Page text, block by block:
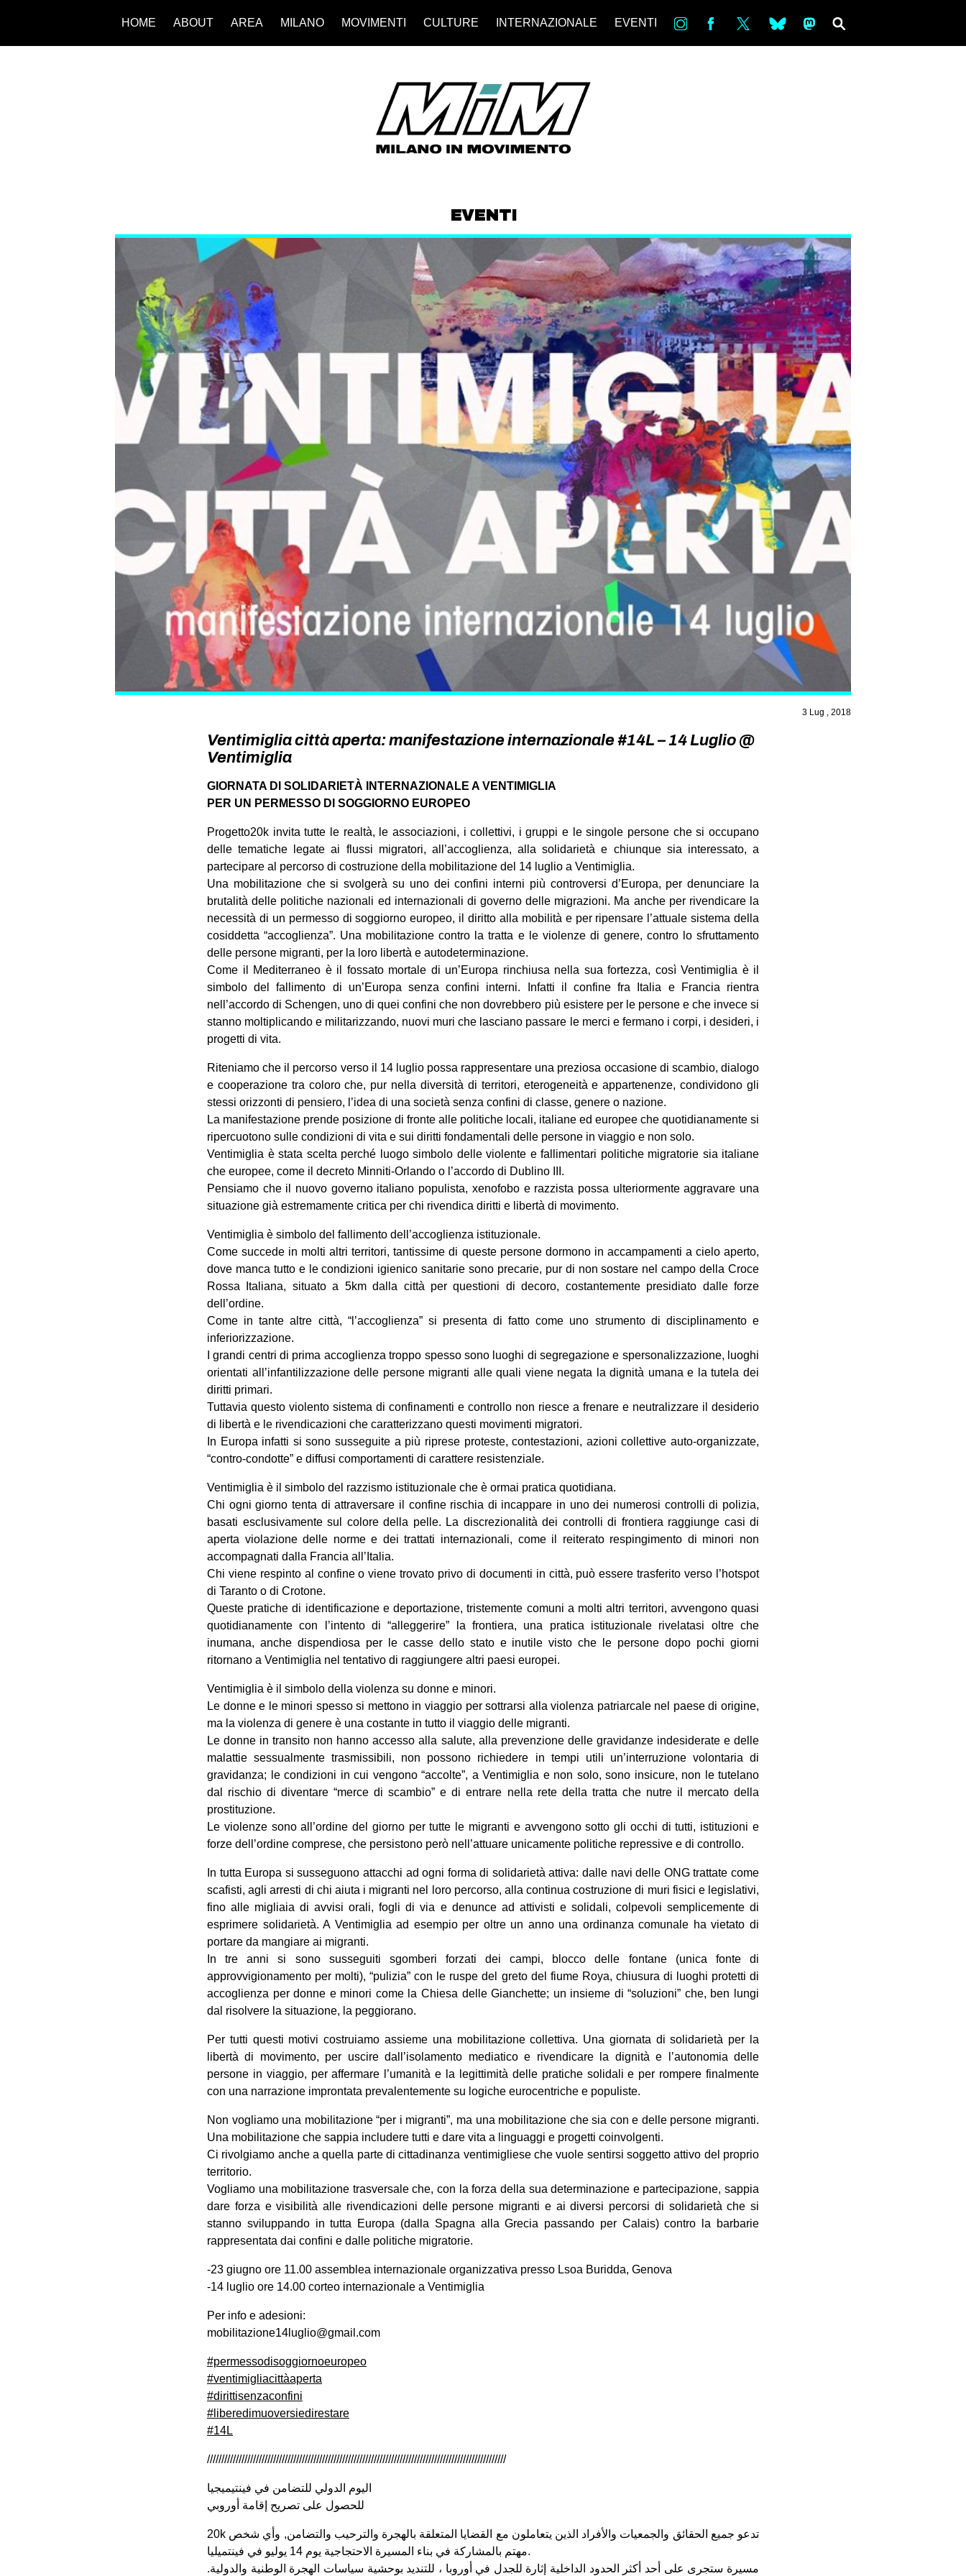
HOME ABOUT AREA MILANO MOVIMENTI CULTURE INTERNAZIONALE EVENTI in bsky ms
EVENTI
3 Lug , 2018
Ventimiglia città aperta: manifestazione internazionale #14L – 14 Luglio @
Ventimiglia
GIORNATA DI SOLIDARIETÀ INTERNAZIONALE A VENTIMIGLIA
PER UN PERMESSO DI SOGGIORNO EUROPEO
Progetto20k invita tutte le realtà, le associazioni, i collettivi, i gruppi e le singole persone che si occupano
delle tematiche legate ai flussi migratori, all’accoglienza, alla solidarietà e chiunque sia interessato, a
partecipare al percorso di costruzione della mobilitazione del 14 luglio a Ventimiglia.
Una mobilitazione che si svolgerà su uno dei confini interni più controversi d’Europa, per denunciare la
brutalità delle politiche nazionali ed internazionali di governo delle migrazioni. Ma anche per rivendicare la
necessità di un permesso di soggiorno europeo, il diritto alla mobilità e per ripensare l’attuale sistema della
cosiddetta “accoglienza”. Una mobilitazione contro la tratta e le violenze di genere, contro lo sfruttamento
delle persone migranti, per la loro libertà e autodeterminazione.
Come il Mediterraneo è il fossato mortale di un’Europa rinchiusa nella sua fortezza, così Ventimiglia è il
simbolo del fallimento di un’Europa senza confini interni. Infatti il confine fra Italia e Francia rientra
nell’accordo di Schengen, uno di quei confini che non dovrebbero più esistere per le persone e che invece si
stanno moltiplicando e militarizzando, nuovi muri che lasciano passare le merci e fermano i corpi, i desideri, i
progetti di vita.
Riteniamo che il percorso verso il 14 luglio possa rappresentare una preziosa occasione di scambio, dialogo
e cooperazione tra coloro che, pur nella diversità di territori, eterogeneità e appartenenze, condividono gli
stessi orizzonti di pensiero, l’idea di una società senza confini di classe, genere o nazione.
La manifestazione prende posizione di fronte alle politiche locali, italiane ed europee che quotidianamente si
ripercuotono sulle condizioni di vita e sui diritti fondamentali delle persone in viaggio e non solo.
Ventimiglia è stata scelta perché luogo simbolo delle violente e fallimentari politiche migratorie sia italiane
che europee, come il decreto Minniti-Orlando o l’accordo di Dublino III.
Pensiamo che il nuovo governo italiano populista, xenofobo e razzista possa ulteriormente aggravare una
situazione già estremamente critica per chi rivendica diritti e libertà di movimento.
Ventimiglia è simbolo del fallimento dell’accoglienza istituzionale.
Come succede in molti altri territori, tantissime di queste persone dormono in accampamenti a cielo aperto,
dove manca tutto e le condizioni igienico sanitarie sono precarie, pur di non sostare nel campo della Croce
Rossa Italiana, situato a 5km dalla città per questioni di decoro, costantemente presidiato dalle forze
dell’ordine.
Come in tante altre città, “l’accoglienza” si presenta di fatto come uno strumento di disciplinamento e
inferiorizzazione.
I grandi centri di prima accoglienza troppo spesso sono luoghi di segregazione e spersonalizzazione, luoghi
orientati all’infantilizzazione delle persone migranti alle quali viene negata la dignità umana e la tutela dei
diritti primari.
Tuttavia questo violento sistema di confinamenti e controllo non riesce a frenare e neutralizzare il desiderio
di libertà e le rivendicazioni che caratterizzano questi movimenti migratori.
In Europa infatti si sono susseguite a più riprese proteste, contestazioni, azioni collettive auto-organizzate,
“contro-condotte” e diffusi comportamenti di carattere resistenziale.
Ventimiglia è il simbolo del razzismo istituzionale che è ormai pratica quotidiana.
Chi ogni giorno tenta di attraversare il confine rischia di incappare in uno dei numerosi controlli di polizia,
basati esclusivamente sul colore della pelle. La discrezionalità dei controlli di frontiera raggiunge casi di
aperta violazione delle norme e dei trattati internazionali, come il reiterato respingimento di minori non
accompagnati dalla Francia all’Italia.
Chi viene respinto al confine o viene trovato privo di documenti in città, può essere trasferito verso l’hotspot
di Taranto o di Crotone.
Queste pratiche di identificazione e deportazione, tristemente comuni a molti altri territori, avvengono quasi
quotidianamente con l’intento di “alleggerire” la frontiera, una pratica istituzionale rivelatasi oltre che
inumana, anche dispendiosa per le casse dello stato e inutile visto che le persone dopo pochi giorni
ritornano a Ventimiglia nel tentativo di raggiungere altri paesi europei.
Ventimiglia è il simbolo della violenza su donne e minori.
Le donne e le minori spesso si mettono in viaggio per sottrarsi alla violenza patriarcale nel paese di origine,
ma la violenza di genere è una costante in tutto il viaggio delle migranti.
Le donne in transito non hanno accesso alla salute, alla prevenzione delle gravidanze indesiderate e delle
malattie sessualmente trasmissibili, non possono richiedere in tempi utili un’interruzione volontaria di
gravidanza; le condizioni in cui vengono “accolte”, a Ventimiglia e non solo, sono insicure, non le tutelano
dal rischio di diventare “merce di scambio” e di entrare nella rete della tratta che nutre il mercato della
prostituzione.
Le violenze sono all’ordine del giorno per tutte le migranti e avvengono sotto gli occhi di tutti, istituzioni e
forze dell’ordine comprese, che persistono però nell’attuare unicamente politiche repressive e di controllo.
In tutta Europa si susseguono attacchi ad ogni forma di solidarietà attiva: dalle navi delle ONG trattate come
scafisti, agli arresti di chi aiuta i migranti nel loro percorso, alla continua costruzione di muri fisici e legislativi,
fino alle migliaia di avvisi orali, fogli di via e denunce ad attivisti e solidali, colpevoli semplicemente di
esprimere solidarietà. A Ventimiglia ad esempio per oltre un anno una ordinanza comunale ha vietato di
portare da mangiare ai migranti.
In tre anni si sono susseguiti sgomberi forzati dei campi, blocco delle fontane (unica fonte di
approvvigionamento per molti), “pulizia” con le ruspe del greto del fiume Roya, chiusura di luoghi protetti di
accoglienza per donne e minori come la Chiesa delle Gianchette; un insieme di “soluzioni” che, ben lungi
dal risolvere la situazione, la peggiorano.
Per tutti questi motivi costruiamo assieme una mobilitazione collettiva. Una giornata di solidarietà per la
libertà di movimento, per uscire dall’isolamento mediatico e rivendicare la dignità e l’autonomia delle
persone in viaggio, per affermare l’umanità e la legittimità delle pratiche solidali e per rompere finalmente
con una narrazione improntata prevalentemente su logiche eurocentriche e populiste.
Non vogliamo una mobilitazione “per i migranti”, ma una mobilitazione che sia con e delle persone migranti.
Una mobilitazione che sappia includere tutti e dare vita a linguaggi e progetti coinvolgenti.
Ci rivolgiamo anche a quella parte di cittadinanza ventimigliese che vuole sentirsi soggetto attivo del proprio
territorio.
Vogliamo una mobilitazione trasversale che, con la forza della sua determinazione e partecipazione, sappia
dare forza e visibilità alle rivendicazioni delle persone migranti e ai diversi percorsi di solidarietà che si
stanno sviluppando in tutta Europa (dalla Spagna alla Grecia passando per Calais) contro la barbarie
rappresentata dai confini e dalle politiche migratorie.
-23 giugno ore 11.00 assemblea internazionale organizzativa presso Lsoa Buridda, Genova
-14 luglio ore 14.00 corteo internazionale a Ventimiglia
Per info e adesioni:
mobilitazione14luglio@gmail.com
#permessodisoggiornoeuropeo
#ventimigliacittàaperta
#dirittisenzaconfini
#liberedimuoversiedirestare
#14L
////////////////////////////////////////////////////////////////////////////////////////////////////////
اليوم الدولي للتضامن في فينتيميجيا
للحصول على تصريح إقامة أوروبي
20k تدعو جميع الحقائق والجمعيات والأفراد الذين يتعاملون مع القضايا المتعلقة بالهجرة والترحيب والتضامن, وأي شخص
مهتم بالمشاركة في بناء المسيرة الاحتجاجية يوم 14 يوليو في فينتميليا.
مسيرة ستجرى على أحد أكثر الحدود الداخلية إثارة للجدل في أوروبا ، للتنديد بوحشية سياسات الهجرة الوطنية والدولية.